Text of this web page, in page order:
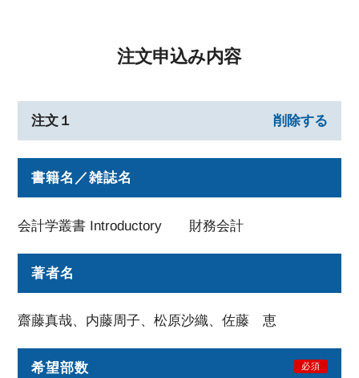
注文申込み内容
注文１ 削除する
書籍名／雑誌名
会計学叢書 Introductory 財務会計
著者名
齋藤真哉、内藤周子、松原沙織、佐藤 恵
希望部数 必須